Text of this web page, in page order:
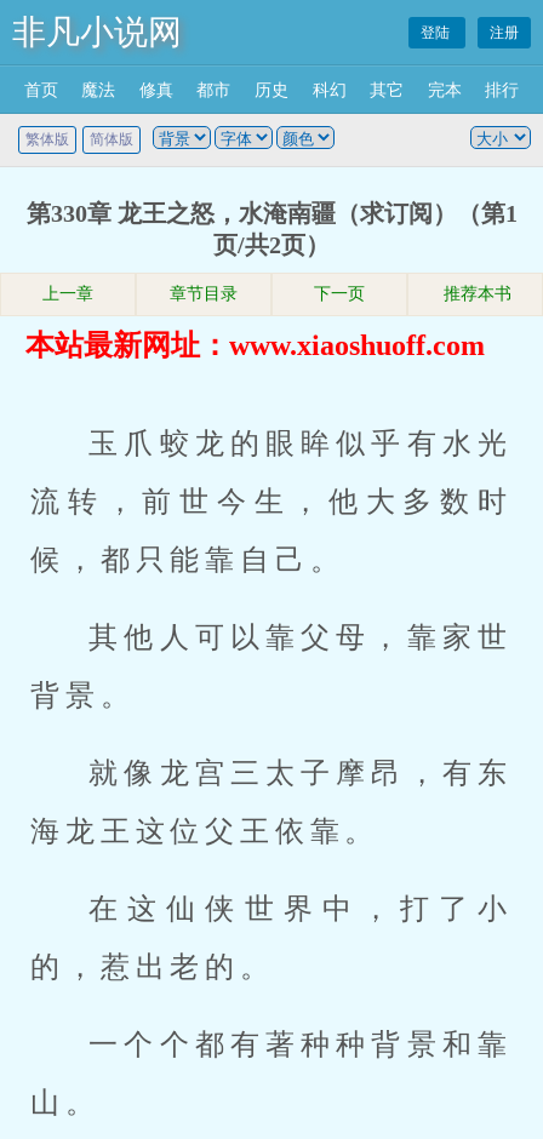
非凡小说网 登陆 注册
首页 魔法 修真 都市 历史 科幻 其它 完本 排行
繁体版 简体版
第330章 龙王之怒，水淹南疆（求订阅）（第1
页/共2页）
上一章 章节目录 下一页 推荐本书
本站最新网址：www.xiaoshuoff.com
玉爪蛟龙的眼眸似乎有水光
流转，前世今生，他大多数时
候，都只能靠自己。
其他人可以靠父母，靠家世
背景。
就像龙宫三太子摩昂，有东
海龙王这位父王依靠。
在这仙侠世界中，打了小
的，惹出老的。
一个个都有著种种背景和靠
山。